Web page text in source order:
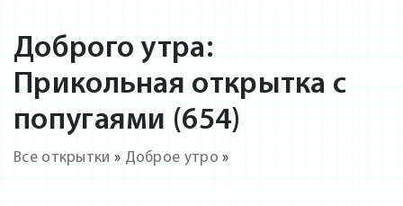
Доброго утра:
Прикольная открытка с
попугаями (654)
Все открытки » Доброе утро »